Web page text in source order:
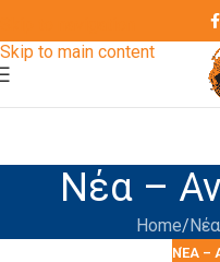
Skip to main content
Νέα –
Home
ΝΈΑ –